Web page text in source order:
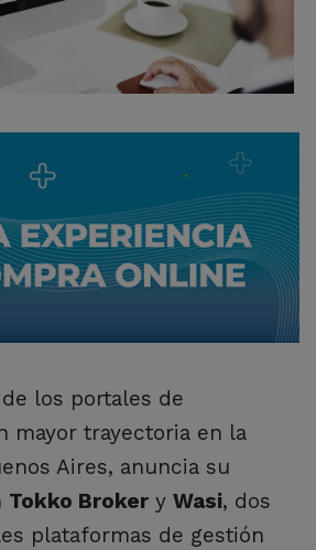
los portales de
mayor trayectoria en la
Aires, anuncia su
Tokko Broker y Wasi, dos
plataformas de gestión